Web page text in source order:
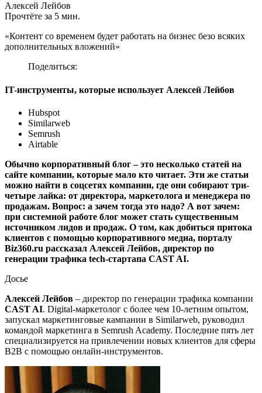
Алексей Лейбов
Прочтёте за 5 мин.
«Контент со временем будет работать на бизнес безо всяких
дополнительных вложений»
Поделиться:
IT-инструменты, которые использует Алексей Лейбов
Hubspot
Similarweb
Semrush
Airtable
Обычно корпоративный блог – это несколько статей на
сайте компании, которые мало кто читает. Эти же статьи
можно найти в соцсетях компании, где они собирают три-
четыре лайка: от директора, маркетолога и менеджера по
продажам. Вопрос: а зачем тогда это надо? А вот зачем:
при системной работе блог может стать существенным
источником лидов и продаж. О том, как добиться притока
клиентов с помощью корпоративного медиа, порталу
Biz360.ru рассказал Алексей Лейбов, директор по
генерации трафика tech-стартапа CAST AI.
Досье
Алексей Лейбов – директор по генерации трафика компании
CAST AI. Digital-маркетолог с более чем 10-летним опытом,
запускал маркетинговые кампании в Similarweb, руководил
командой маркетинга в Semrush Academy. Последние пять лет
специализируется на привлечении новых клиентов для сферы
B2B с помощью онлайн-инструментов.